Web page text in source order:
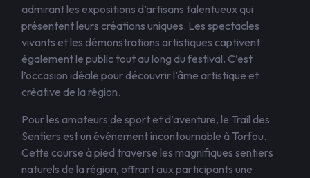
admirant les expositions d’artisans talentueux qui
présentent leurs créations uniques. Les spectacles
vivants et les démonstrations artistiques captivent
également le public tout au long du festival. C’est
l’occasion idéale pour découvrir l’âme artistique et
créative de la région.
Pour les amateurs de sport et d’aventure, le Trail des
Sentiers est un événement incontournable à Torfou.
Cette course à pied traverse les magnifiques sentiers
naturels de la région, offrant aux participants une